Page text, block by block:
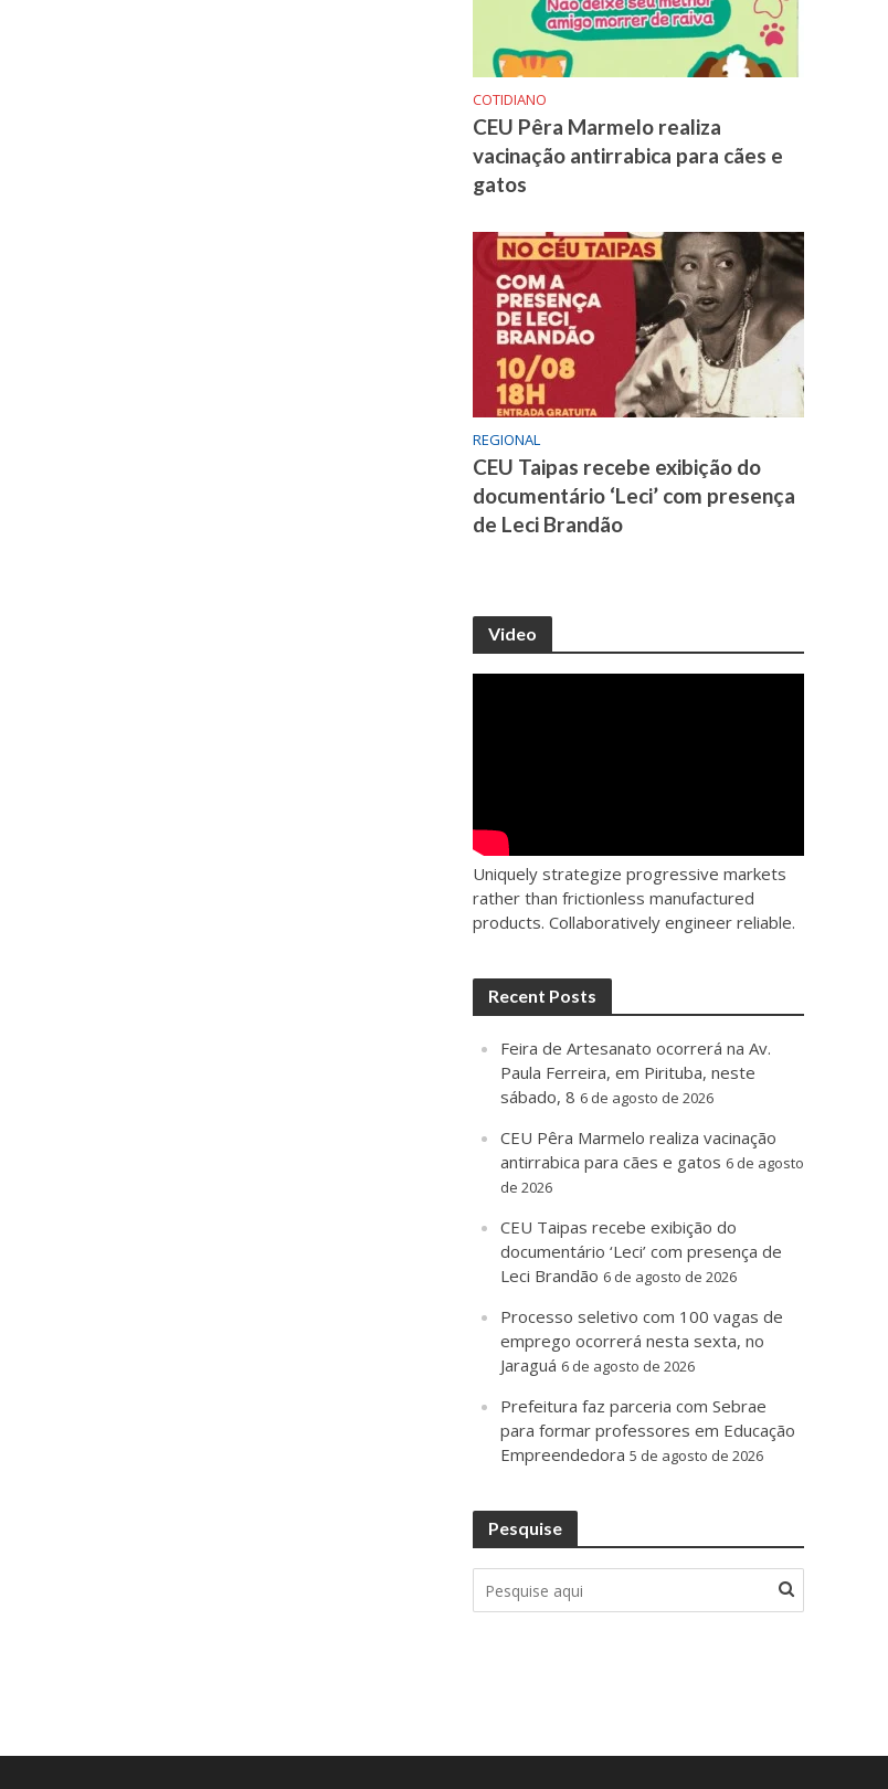
COTIDIANO
CEU Pêra Marmelo realiza
vacinação antirrabica para cães e
gatos
REGIONAL
CEU Taipas recebe exibição do
documentário ‘Leci’ com presença
de Leci Brandão
Video
Uniquely strategize progressive markets
rather than frictionless manufactured
products. Collaboratively engineer reliable.
Recent Posts
Feira de Artesanato ocorrerá na Av.
Paula Ferreira, em Pirituba, neste
sábado, 8 6 de agosto de 2026
CEU Pêra Marmelo realiza vacinação
antirrabica para cães e gatos 6 de agosto
de 2026
CEU Taipas recebe exibição do
documentário ‘Leci’ com presença de
Leci Brandão 6 de agosto de 2026
Processo seletivo com 100 vagas de
emprego ocorrerá nesta sexta, no
Jaraguá 6 de agosto de 2026
Prefeitura faz parceria com Sebrae
para formar professores em Educação
Empreendedora 5 de agosto de 2026
Pesquise